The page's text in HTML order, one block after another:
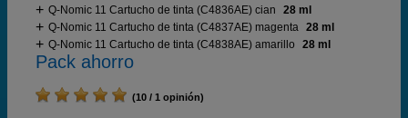
Q-Nomic 11 Cartucho de tinta (C4836AE) cian
28 ml
Q-Nomic 11 Cartucho de tinta (C4837AE) magenta 28 ml
Q-Nomic 11 Cartucho de tinta (C4838AE) amarillo
28 ml
Pack ahorro
(10 / 1 opinión)